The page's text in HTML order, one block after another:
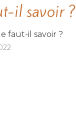
il savoir ?
faut-il savoir ?